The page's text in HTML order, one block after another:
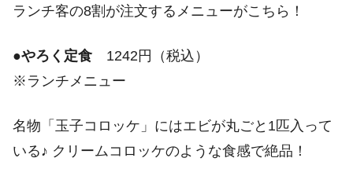
ランチ客の8割が注文するメニューがこちら！
●やろく定食 1242円（税込）
※ランチメニュー
名物「玉子コロッケ」にはエビが丸ごと1匹入って
いる♪ クリームコロッケのような食感で絶品！